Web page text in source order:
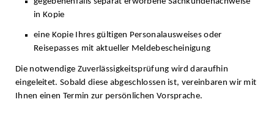
in Kopie
eine Kopie Ihres gültigen Personalausweises oder
Reisepasses mit aktueller Meldebescheinigung
Die notwendige Zuverlässigkeitsprüfung wird daraufhin
eingeleitet. Sobald diese abgeschlossen ist, vereinbaren wir mit
Ihnen einen Termin zur persönlichen Vorsprache.